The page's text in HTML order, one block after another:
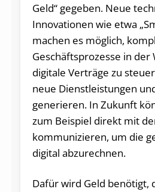
Geld“ gegeben. Neue
Innovationen wie etwa
machen es möglich,
Geschäftsprozesse in
digitale Verträge zu
neue Dienstleistungen
generieren. In Zukunft
zum Beispiel direkt mit
kommunizieren, um die
digital abzurechnen.
Dafür wird Geld benötigt,